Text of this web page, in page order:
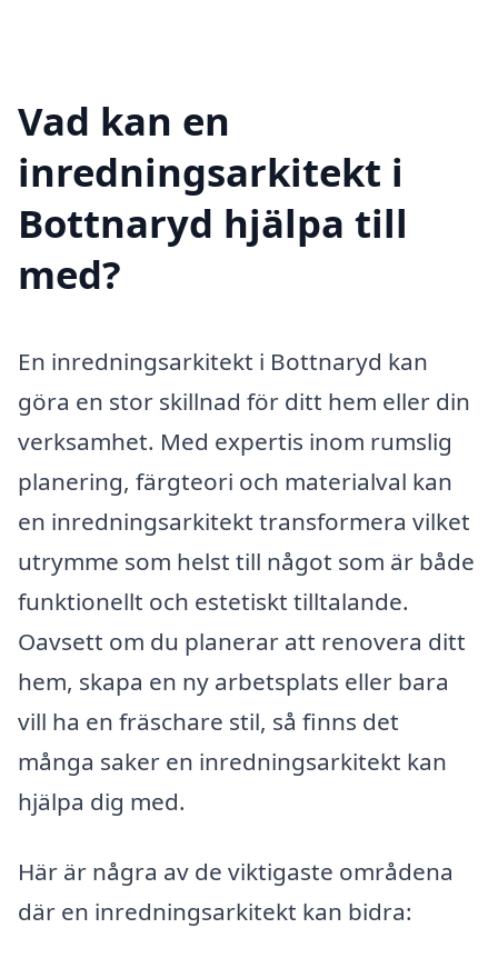
Vad kan en
inredningsarkitekt i
Bottnaryd hjälpa till
med?
En inredningsarkitekt i Bottnaryd kan
göra en stor skillnad för ditt hem eller din
verksamhet. Med expertis inom rumslig
planering, färgteori och materialval kan
en inredningsarkitekt transformera vilket
utrymme som helst till något som är både
funktionellt och estetiskt tilltalande.
Oavsett om du planerar att renovera ditt
hem, skapa en ny arbetsplats eller bara
vill ha en fräschare stil, så finns det
många saker en inredningsarkitekt kan
hjälpa dig med.
Här är några av de viktigaste områdena
där en inredningsarkitekt kan bidra: